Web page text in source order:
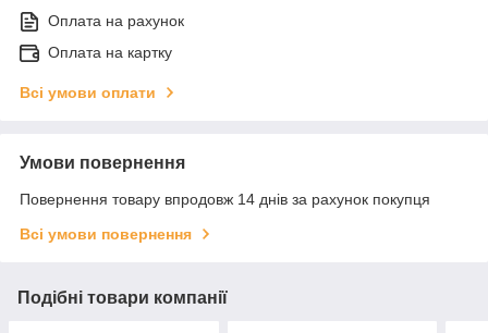
Оплата на рахунок
Оплата на картку
Всі умови оплати
Умови повернення
Повернення товару впродовж 14 днів за рахунок покупця
Всі умови повернення
Подібні товари компанії